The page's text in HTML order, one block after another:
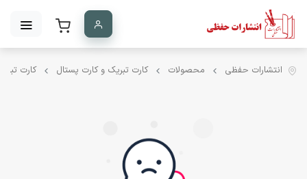
انتشارات حفظی محصولات کارت تبریک و کارت پستال کارت